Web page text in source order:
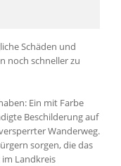
Schäden und
noch schneller zu
Ein mit Farbe
Beschilderung auf
Wanderweg.
sorgen, die das
Landkreis